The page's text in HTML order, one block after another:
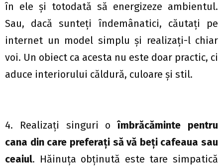
în ele şi totodată să energizeze ambientul.
Sau, dacă sunteţi îndemânatici, căutaţi pe
internet un model simplu şi realizaţi-l chiar
voi. Un obiect ca acesta nu este doar practic, ci
aduce interiorului căldură, culoare şi stil.
4. Realizaţi singuri oîmbrăcăminte pentru
cana din care preferaţi să vă beţi cafeaua sau
ceaiul. Hăinuţa obţinută este tare simpatică